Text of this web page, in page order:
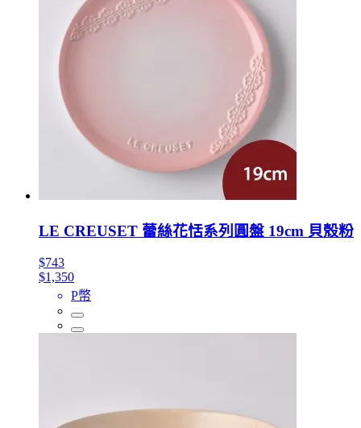
LE CREUSET 蕾絲花恬系列圓盤 19cm 貝殼粉
$743
$1,350
P幣